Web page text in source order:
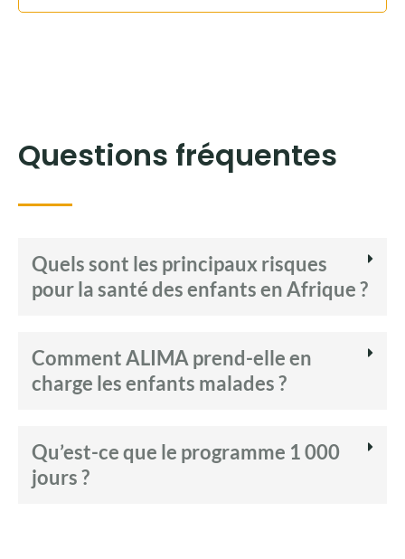
Questions fréquentes
Quels sont les principaux risques
pour la santé des enfants en Afrique ?
Comment ALIMA prend-elle en
charge les enfants malades ?
Qu’est-ce que le programme 1 000
jours ?